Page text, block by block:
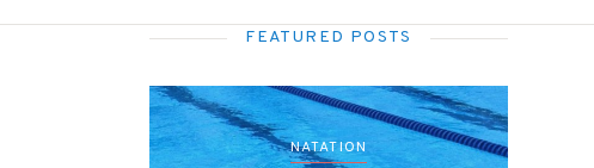
FEATURED POSTS
NATATION